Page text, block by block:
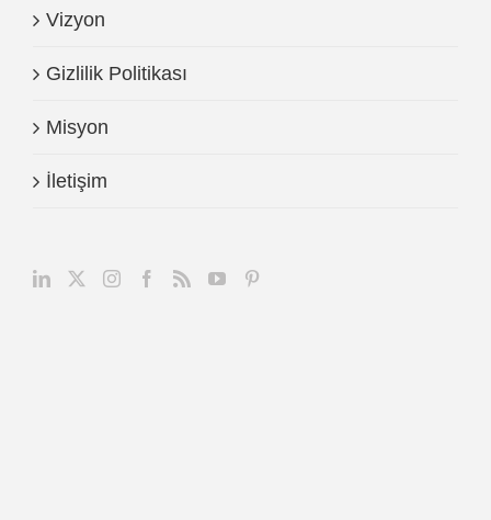
Vizyon
Gizlilik Politikası
Misyon
İletişim